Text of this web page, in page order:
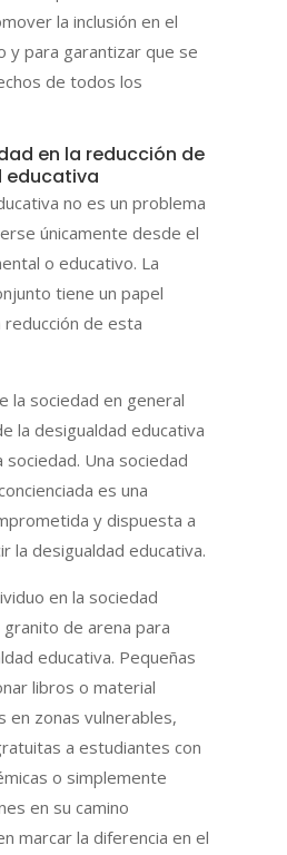
la inclusión en el
y para garantizar que se
de todos los
en la reducción de
educativa
no es un problema
únicamente desde el
o educativo. La
tiene un papel
reducción de esta
la sociedad en general
la desigualdad educativa
sociedad. Una sociedad
es una
y dispuesta a
la desigualdad educativa.
en la sociedad
de arena para
educativa. Pequeñas
libros o material
en zonas vulnerables,
a estudiantes con
o simplemente
en su camino
marcar la diferencia en el